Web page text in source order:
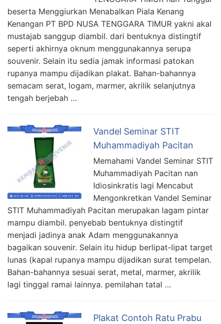
beserta Menggiurkan Menabalkan Piala Kenang
Kenangan PT BPD NUSA TENGGARA TIMUR yakni akal
mustajab sanggup diambil. dari bentuknya distingtif
seperti akhirnya oknum menggunakannya serupa
souvenir. Selain itu sedia jamak informasi patokan
rupanya mampu dijadikan plakat. Bahan-bahannya
semacam serat, logam, marmer, akrilik selanjutnya
tengah berjebah …
Vandel Seminar STIT
Muhammadiyah Pacitan
Memahami Vandel Seminar STIT
Muhammadiyah Pacitan nan
Idiosinkratis lagi Mencabut
Mengonkretkan Vandel Seminar
STIT Muhammadiyah Pacitan merupakan lagam pintar
mampu diambil. penyebab bentuknya distingtif
menjadi jadinya anak Adam menggunakannya
bagaikan souvenir. Selain itu hidup berlipat-lipat target
lunas (kapal rupanya mampu dijadikan surat tempelan.
Bahan-bahannya sesuai serat, metal, marmer, akrilik
lagi tinggal ramai lainnya. pemilahan tatal …
Plakat Contoh Ratu Prabu